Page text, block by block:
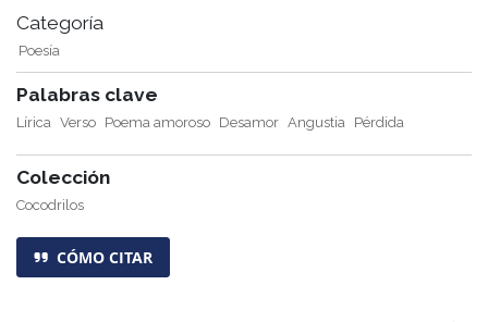
Categoría
Poesía
Palabras clave
Lírica Verso Poema amoroso Desamor Angustia Pérdida
Colección
Cocodrilos
CÓMO CITAR